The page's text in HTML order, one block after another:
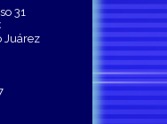
31
Juárez